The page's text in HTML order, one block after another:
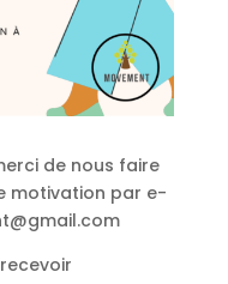
de nous faire
motivation par e-